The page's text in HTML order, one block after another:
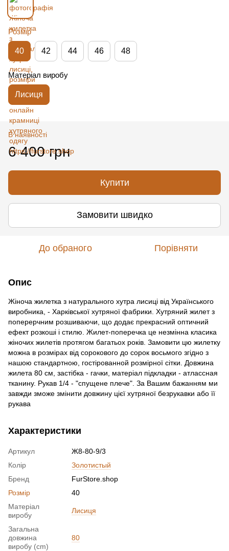
Розмір
40 42 44 46 48
Матеріал виробу
Лисиця
В наявності
6 400 грн
Купити
Замовити швидко
До обраного Порівняти
Опис
Жіноча жилетка з натурального хутра лисиці від Українського
виробника, - Харківської хутряної фабрики. Хутряний жилет з
поперерчним розшиваючи, що додає прекрасний оптичний
ефект розкоші і стилю. Жилет-поперечка це незмінна класика
жіночих жилетів протягом багатьох років. Замовити цю жилетку
можна в розмірах від сорокового до сорок восьмого згідно з
нашою стандартною, гостірованной розмірної сітки. Довжина
жилета 80 см, застібка - гачки, матеріал підкладки - атлассная
тканину. Рукав 1/4 - "спущене плече". За Вашим бажанням ми
завжди зможе змінити довжину цієї хутряної безрукавки або її
рукава
Характеристики
Артикул
Ж8-80-9/3
Колір
Золотистый
Бренд
FurStore.shop
Розмір
40
Матеріал
виробу
Лисиця
Загальна
довжина
виробу (cm)
80